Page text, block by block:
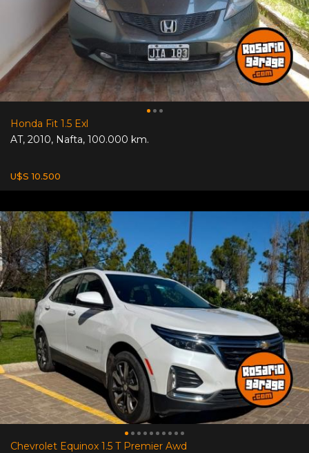
Honda Fit 1.5 Exl
AT, 2010, Nafta, 100.000 km.
U$S 10.500
Chevrolet Equinox 1.5 T Premier Awd